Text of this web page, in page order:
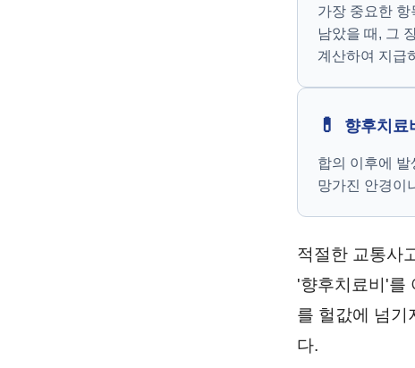
가장 중요한
남았을 때, 그
계산하여 지급
💊 향후치료
합의 이후에
망가진 안경이
적절한 교통사
'향후치료비'를
를 헐값에 넘기
다.